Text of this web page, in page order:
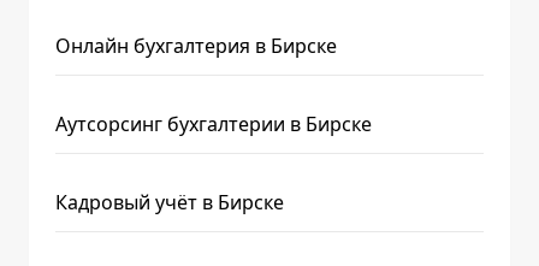
Онлайн бухгалтерия в Бирске
Аутсорсинг бухгалтерии в Бирске
Кадровый учёт в Бирске